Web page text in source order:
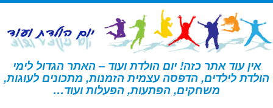
דלג
לתוכן
אין עוד אתר כזה! יום הולדת ועוד – האתר הגדול לימי
הולדת לילדים, הדפסה עצמית הזמנות, מתכונים לעוגות,
משחקים, הפתעות, הפעלות ועוד… דף הבית » יצירה » מסכת באטמן